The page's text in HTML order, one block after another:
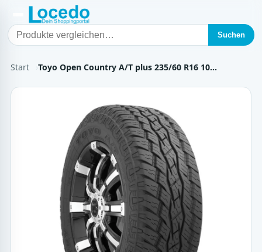
Suchen
Start Toyo Open Country A/T plus 235/60 R16 10…